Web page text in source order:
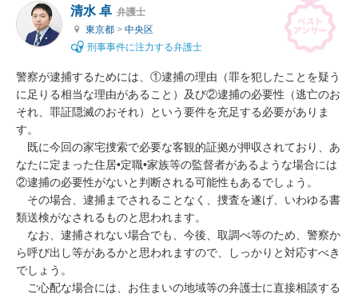
清水 卓 弁護士
東京都 > 中央区
刑事事件に注力する弁護士
警察が逮捕するためには、①逮捕の理由（罪を犯したことを疑う
に足りる相当な理由があること）及び②逮捕の必要性（逃亡のお
それ、罪証隠滅のおそれ）という要件を充足する必要がありま
す。
既に今回の家宅捜索で必要な客観的証拠が押収されており、あ
なたに定まった住居•定職•家族等の監督者があるような場合には
②逮捕の必要性がないと判断される可能性もあるでしょう。
その場合、逮捕までされることなく、捜査を遂げ、いわゆる書
類送検がなされるものと思われます。
なお、逮捕されない場合でも、今後、取調べ等のため、警察か
ら呼び出し等があるかと思われますので、しっかりと対応すべき
でしょう。
ご心配な場合には、お住まいの地域等の弁護士に直接相談する